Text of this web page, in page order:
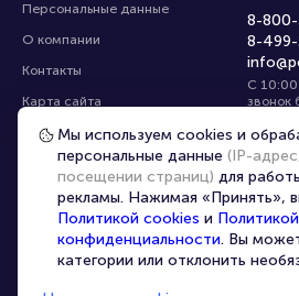
Персональные данные
О компании
Контакты
Карта сайта
Управление cookies
8-
8-
С
звонок
Все
Главная Нижний
Мы используем cookies и
персональные данные (IP-
посещении страниц) для
рекламы. Нажимая «Принять»,
Политикой cookies и Политикой
конфиденциальности. Вы
категории или отклонить